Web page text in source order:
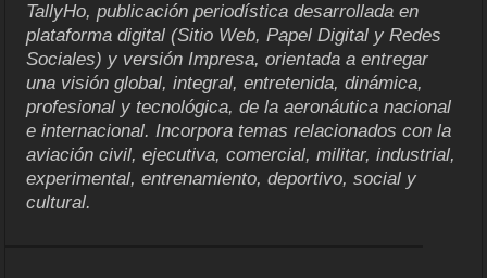
TallyHo, publicación periodística desarrollada en
plataforma digital (Sitio Web, Papel Digital y Redes
Sociales) y versión Impresa, orientada a entregar
una visión global, integral, entretenida, dinámica,
profesional y tecnológica, de la aeronáutica nacional
e internacional. Incorpora temas relacionados con la
aviación civil, ejecutiva, comercial, militar, industrial,
experimental, entrenamiento, deportivo, social y
cultural.